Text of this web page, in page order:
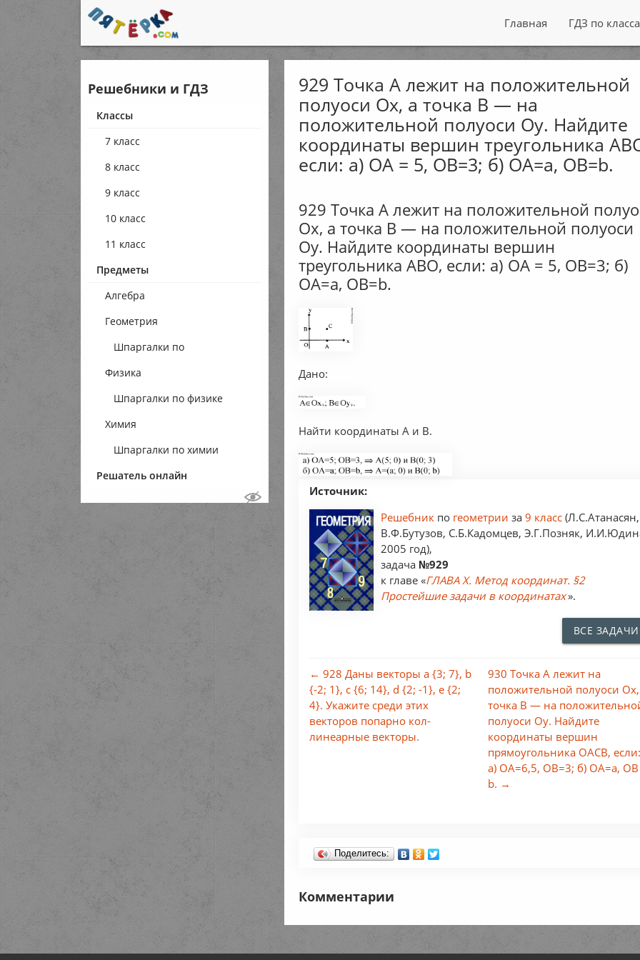
Главная ГДЗ по
Решебники и ГДЗ
Классы
7 класс
8 класс
9 класс
10 класс
11 класс
Предметы
Алгебра
Геометрия
Шпаргалки по
геометрии
Физика
Шпаргалки по физике
Химия
Шпаргалки по химии
Решатель онлайн
929 Точка А лежит на положительной
полуоси Ох, а точка B — на
положительной полуоси Оу. Найдите
координаты вершин треугольника
если: а) ОА = 5, OB=3; б) ОА=а, ОВ=b.
929 Точка А лежит на положительной
Ох, а точка B — на положительной полуоси
Оу. Найдите координаты вершин
треугольника АВО, если: а) ОА = 5, OB=3; б)
ОА=а, ОВ=b.
Дано:
Найти координаты А и В.
Источник:
Решебник по геометрииза9 класс (Л.С.Атанасян,
В.Ф.Бутузов, С.Б.Кадомцев, Э.Г.Позняк,
2005 год),
задача №929
к главе «ГЛАВА X. Метод координат. §2
Простейшие задачи в координатах».
ВСЕ ЗАДАЧИ
← 928 Даны векторы а {3; 7}, b
{-2; 1}, с {6; 14}, d {2; -1}, е {2;
4}. Укажите среди этих
векторов попарно кол-
линеарные векторы.
930 Точка А лежит на
положительной полуоси
точка B — на
полуоси Оу. Найдите
координаты вершин
прямоугольника ОАСB,
а) ОА=6,5, OB=3; б) ОА=а,
b. →
Поделитесь:
Комментарии